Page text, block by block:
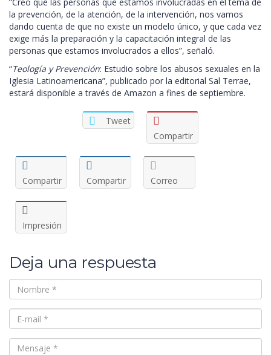
la prevención, de la atención, de la intervención, nos vamos
dando cuenta de que no existe un modelo único, y que cada vez
exige más la preparación y la capacitación integral de las
personas que estamos involucrados a ellos”, señaló.
“Teología y Prevención: Estudio sobre los abusos sexuales en la
Iglesia Latinoamericana”, publicado por la editorial Sal Terrae,
estará disponible a través de Amazon a fines de septiembre.
Tweet
Compartir
Compartir Compartir Correo
Impresión
Deja una respuesta